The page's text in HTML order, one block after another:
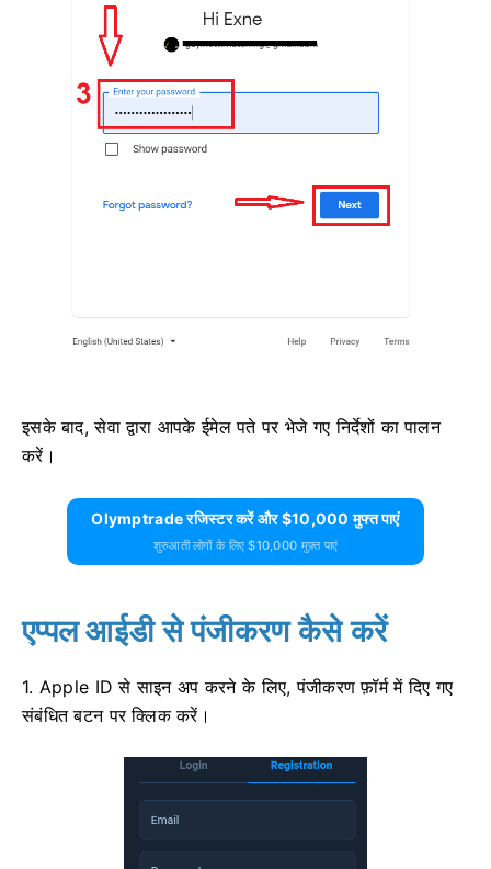
इसके बाद, सेवा द्वारा आपके ईमेल पते पर भेजे गए निर्देशों का पालन
करें।
Olymptrade रजिस्टर करें और $10,000 मुफ्त पाएं
शुरुआती लोगों के लिए $10,000 मुफ़्त पाएं
एप्पल आईडी से पंजीकरण कैसे करें
1. Apple ID से साइन अप करने के लिए, पंजीकरण फ़ॉर्म में दिए गए
संबंधित बटन पर क्लिक करें।